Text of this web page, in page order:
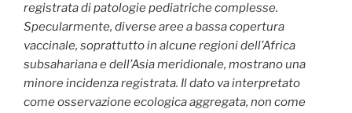
registrata di patologie pediatriche complesse.
Specularmente, diverse aree a bassa copertura
vaccinale, soprattutto in alcune regioni dell’Africa
subsahariana e dell’Asia meridionale, mostrano una
minore incidenza registrata. Il dato va interpretato
come osservazione ecologica aggregata, non come